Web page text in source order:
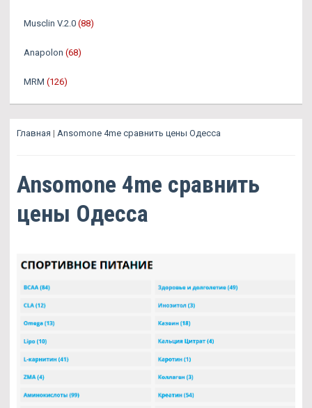
Musclin V.2.0 (88)
Anapolon (68)
MRM (126)
Главная | Ansomone 4me сравнить цены Одесса
Ansomone 4me сравнить
цены Одесса